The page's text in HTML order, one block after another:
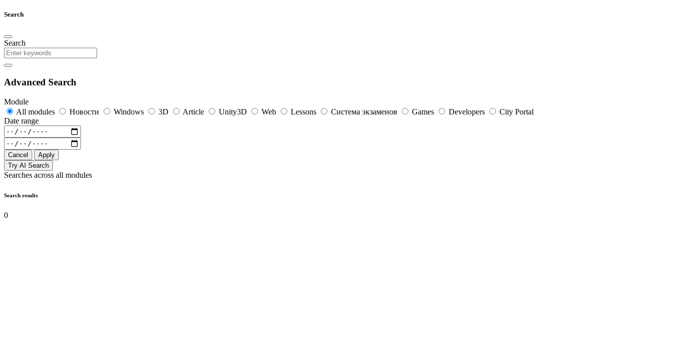
Search
Search
Advanced Search
Module
All modules
Новости Windows 3D Article Unity3D Web Lessons Система экзаменов Games Developers
City Portal
Date range
Cancel
Apply
Try AI Search
Searches across all modules
Search results
0